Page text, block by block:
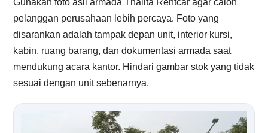
Gunakan foto asli armada Thalita Rentcar agar calon
pelanggan perusahaan lebih percaya. Foto yang
disarankan adalah tampak depan unit, interior kursi,
kabin, ruang barang, dan dokumentasi armada saat
mendukung acara kantor. Hindari gambar stok yang tidak
sesuai dengan unit sebenarnya.